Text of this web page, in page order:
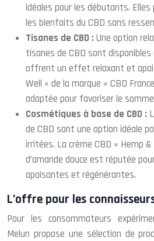
idéales pour les débutants.
les bienfaits du CBD sans
Tisanes de CBD : Une option
tisanes de CBD sont
offrent un effet relaxant et
Well » de la marque « CBD
adaptée pour favoriser le
Cosmétiques à base de CBD :
de CBD sont une option idéale
irritées. La crème CBD « Hemp &
d’amande douce est réputée
apaisantes et régénérantes.
L’offre pour les
Pour les consommateurs
Melun propose une sélection de